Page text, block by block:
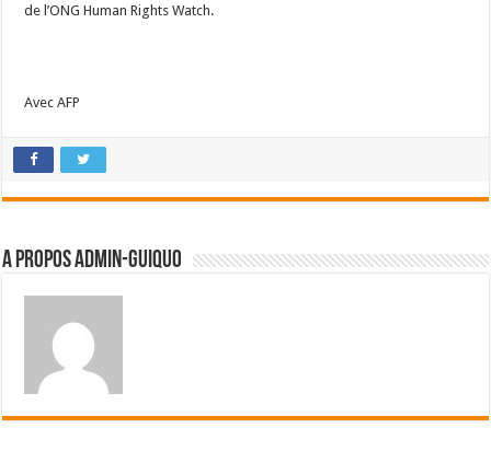
de l’ONG Human Rights Watch.
Avec AFP
A propos admin-guiquo